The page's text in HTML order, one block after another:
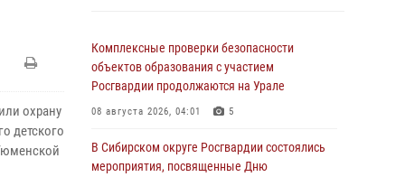
охрану
детского
Комплексные проверки безопасности
объектов образования с участием
Росгвардии продолжаются на Урале
08 августа 2026, 04:01 5
В Сибирском округе Росгвардии состоялись
мероприятия, посвященные Дню